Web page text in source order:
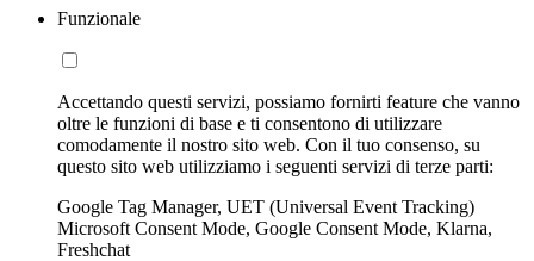
Funzionale
Accettando questi servizi, possiamo fornirti feature che vanno
oltre le funzioni di base e ti consentono di utilizzare
comodamente il nostro sito web. Con il tuo consenso, su
questo sito web utilizziamo i seguenti servizi di terze parti:
Google Tag Manager, UET (Universal Event Tracking)
Microsoft Consent Mode, Google Consent Mode, Klarna,
Freshchat